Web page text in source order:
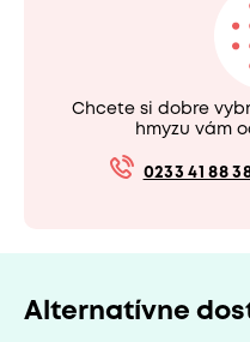
Chcete si dobre
hmyzu vám
0233 41 88
Alternatívne